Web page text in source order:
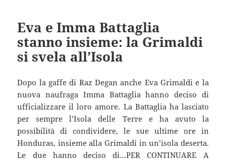
Eva e Imma Battaglia
stanno insieme: la Grimaldi
si svela all’Isola
Dopo la gaffe di Raz Degan anche Eva Grimaldi e la
nuova naufraga Imma Battaglia hanno deciso di
ufficializzare il loro amore. La Battaglia ha lasciato
per sempre l’Isola delle Terre e ha avuto la
possibilità di condividere, le sue ultime ore in
Honduras, insieme alla Grimaldi in un’isola deserta.
Le due hanno deciso di…PER CONTINUARE A